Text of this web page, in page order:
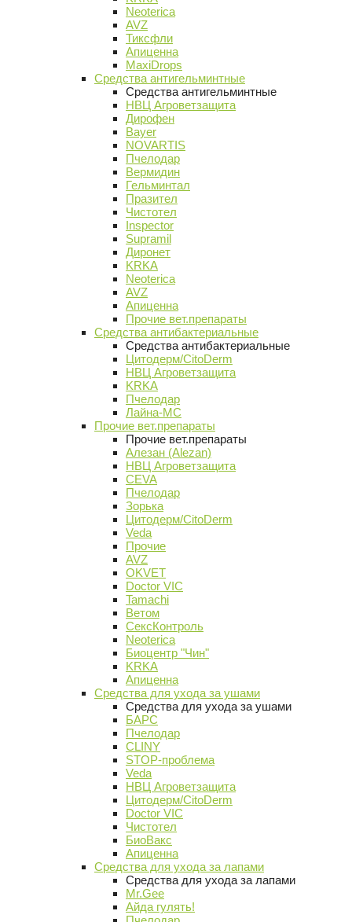
Neoterica
AVZ
Тиксфли
Апиценна
MaxiDrops
Средства антигельминтные
Средства антигельминтные
НВЦ Агроветзащита
Дирофен
Bayer
NOVARTIS
Пчелодар
Вермидин
Гельминтал
Празител
Чистотел
Inspector
Supramil
Диронет
KRKA
Neoterica
AVZ
Апиценна
Прочие вет.препараты
Средства антибактериальные
Средства антибактериальные
Цитодерм/CitoDerm
НВЦ Агроветзащита
KRKA
Пчелодар
Лайна-МС
Прочие вет.препараты
Прочие вет.препараты
Алезан (Alezan)
НВЦ Агроветзащита
CEVA
Пчелодар
Зорька
Цитодерм/CitoDerm
Veda
Прочие
AVZ
OKVET
Doctor VIC
Tamachi
Ветом
СексКонтроль
Neoterica
Биоцентр "Чин"
KRKA
Апиценна
Средства для ухода за ушами
Средства для ухода за ушами
БАРС
Пчелодар
CLINY
STOP-проблема
Veda
НВЦ Агроветзащита
Цитодерм/CitoDerm
Doctor VIC
Чистотел
БиоВакс
Апиценна
Средства для ухода за лапами
Средства для ухода за лапами
Mr.Gee
Айда гулять!